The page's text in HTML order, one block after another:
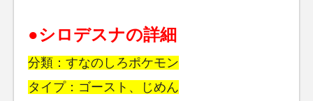
●シロデスナの詳細
分類：すなのしろポケモン
タイプ：ゴースト、じめん